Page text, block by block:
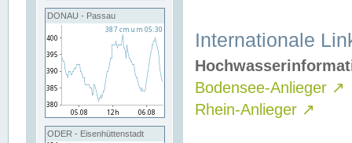
DONAU - Passau
ODER - Eisenhüttenstadt
Internationale
Bodensee-Anlieger ↗
Rhein-Anlieger ↗